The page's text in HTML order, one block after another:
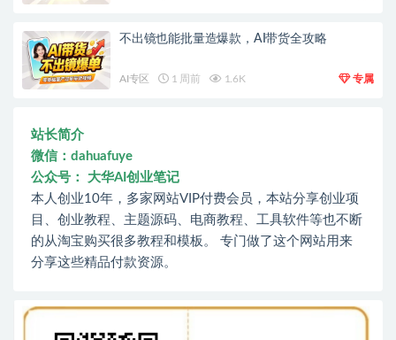
不出镜也能批量造爆款，AI带货全攻略
AI专区 1 周前 1.6K 专属
站长简介
微信：dahuafuye
公众号： 大华AI创业笔记
本人创业10年，多家网站VIP付费会员，本站分享创业项
目、创业教程、主题源码、电商教程、工具软件等也不断
的从淘宝购买很多教程和模板。 专门做了这个网站用来
分享这些精品付款资源。